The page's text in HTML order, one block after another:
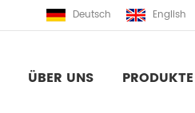
Deutsch English
ÜBER UNS PRODUKTE